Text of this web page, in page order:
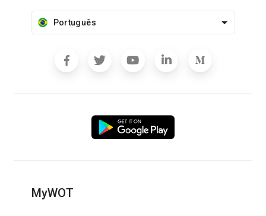
Português
MyWOT